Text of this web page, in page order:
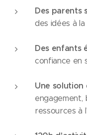
Des parents
des idées à
Des enfants
confiance en
Une solution
engagement,
ressources à